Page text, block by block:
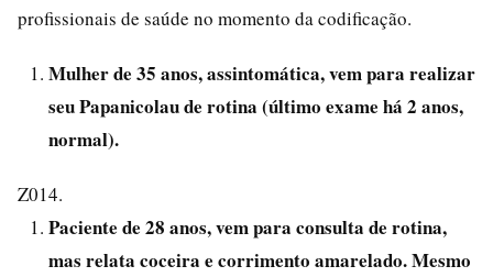
profissionais de saúde no momento da codificação.
Mulher de 35 anos, assintomática, vem para realizar
seu Papanicolau de rotina (último exame há 2 anos,
normal).
Z014.
Paciente de 28 anos, vem para consulta de rotina,
mas relata coceira e corrimento amarelado. Mesmo